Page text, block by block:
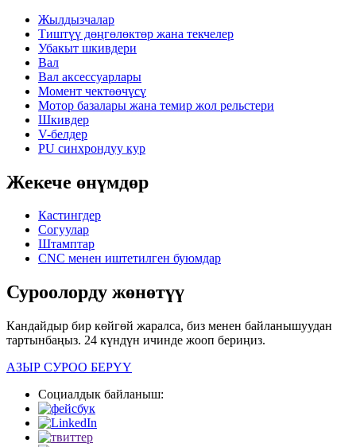
Жылдызчалар
Тиштүү дөңгөлөктөр жана текчелер
Убакыт шкивдери
Вал
Вал аксессуарлары
Момент чектөөчүсү
Мотор базалары жана темир жол рельстери
Шкивдер
V-белдер
PU синхрондуу кур
Жекече өнүмдөр
Кастингдер
Согуулар
Штамптар
CNC менен иштетилген буюмдар
Суроолорду жөнөтүү
Кандайдыр бир көйгөй жаралса, биз менен байланышуудан
тартынбаңыз. 24 күндүн ичинде жооп бериңиз.
АЗЫР СУРОО БЕРҮҮ
Социалдык байланыш: